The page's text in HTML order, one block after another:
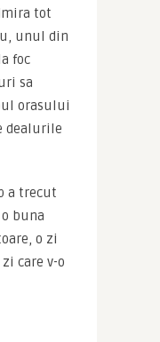
tot
unul din
foc
sa
orasului
dealurile
a trecut
buna
o zi
care v-o